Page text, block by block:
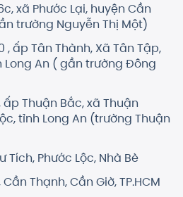
xã Phước Lại, huyện Cần
trường Nguyễn Thị Một)
, ấp Tân Thành, Xã Tân Tập,
Long An ( gần trường Đông
ấp Thuận Bắc, xã Thuận
tỉnh Long An (trường Thuận
Tích, Phước Lộc, Nhà Bè
Thạnh, Cần Giờ, TP.HCM